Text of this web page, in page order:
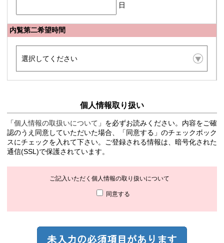
日
内覧第二希望時間
個人情報取り扱い
「個人情報の取扱いについて 」を必ずお読みください。内容をご確
認のうえ同意していただいた場合、「同意する」のチェックボック
スにチェックを入れて下さい。ご登録される情報は、暗号化された
通信(SSL)で保護されています。
ご記入いただく個人情報の取り扱いについて
同意する